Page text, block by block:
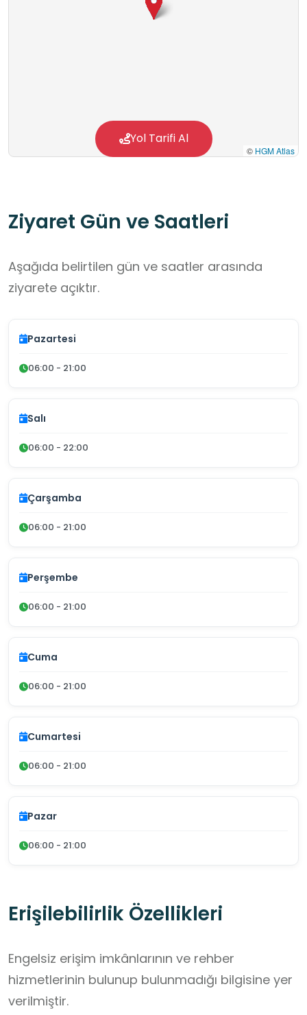
© HGM Atlas
Yol Tarifi Al
Ziyaret Gün ve Saatleri
Aşağıda belirtilen gün ve saatler arasında
ziyarete açıktır.
Pazartesi
06:00 - 21:00
Salı
06:00 - 22:00
Çarşamba
06:00 - 21:00
Perşembe
06:00 - 21:00
Cuma
06:00 - 21:00
Cumartesi
06:00 - 21:00
Pazar
06:00 - 21:00
Erişilebilirlik Özellikleri
Engelsiz erişim imkânlarının ve rehber
hizmetlerinin bulunup bulunmadığı bilgisine yer
verilmiştir.